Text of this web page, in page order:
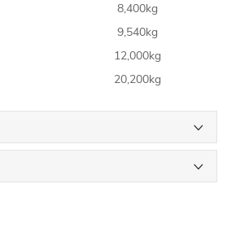
8,400kg
9,540kg
12,000kg
20,200kg